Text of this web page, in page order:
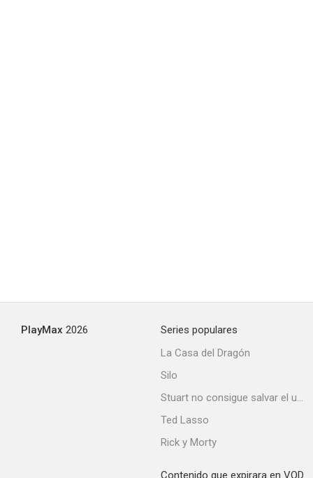
PlayMax 2026
Series populares
La Casa del Dragón
Silo
Stuart no consigue salvar el universo
Ted Lasso
Rick y Morty
Contenido que expirara en VOD